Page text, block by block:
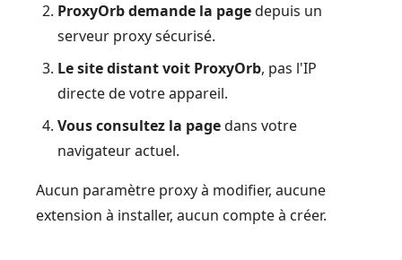
ProxyOrb demande la pagedepuis un
serveur proxy sécurisé.
Le site distant voit ProxyOrb, pas l'IP
directe de votre appareil.
Vous consultez la pagedans votre
navigateur actuel.
Aucun paramètre proxy à modifier, aucune
extension à installer, aucun compte à créer.